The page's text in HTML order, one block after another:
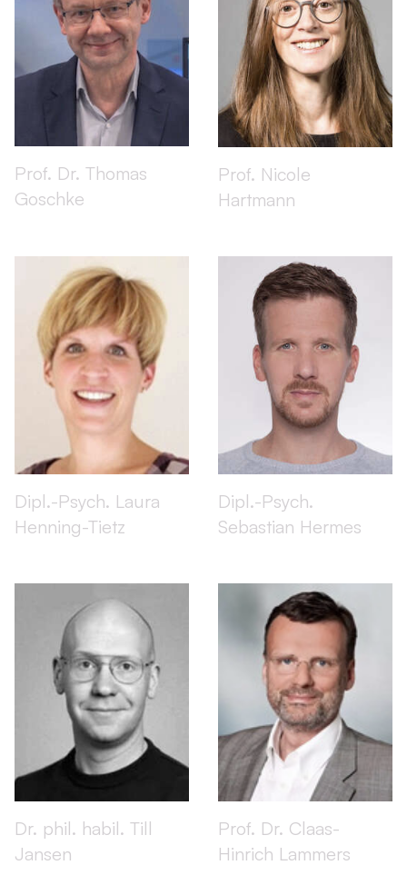
Prof. Dr. Thomas
Goschke
Prof. Nicole
Hartmann
Dipl.-Psych. Laura
Henning-Tietz
Dipl.-Psych.
Sebastian Hermes
Dr. phil. habil. Till
Jansen
Prof. Dr. Claas-
Hinrich Lammers